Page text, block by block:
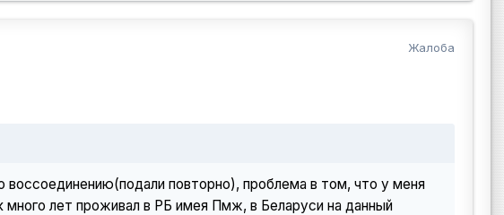
Жалоба
повторно), проблема в том, что у меня
лет проживал в РБ имея Пмж, в Беларуси на данный